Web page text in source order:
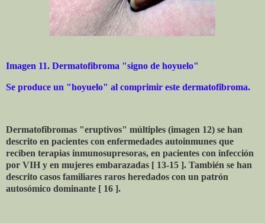
Imagen 11. Dermatofibroma "signo de hoyuelo"
Se produce un "hoyuelo" al comprimir este dermatofibroma.
Dermatofibromas "eruptivos" múltiples (imagen 12) se han
descrito en pacientes con enfermedades autoinmunes que
reciben terapias inmunosupresoras, en pacientes con infección
por VIH y en mujeres embarazadas [ 13-15 ]. También se han
descrito casos familiares raros heredados con un patrón
autosómico dominante [ 16 ].